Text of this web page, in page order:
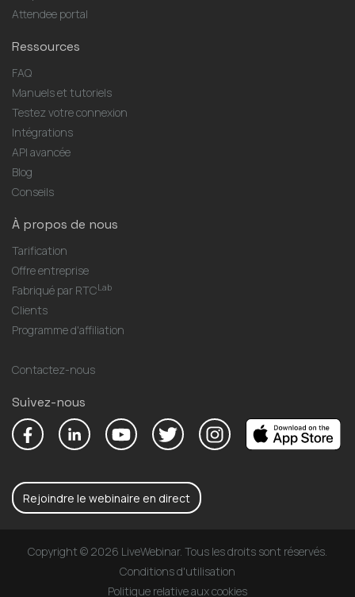
Attendee portal
Ressources
FAQ
Manuels et tutoriels
Testez votre connexion
Intégrations
API avancée
Blog
Conseils
À propos de nous
Tarification
Offre entreprise
Fabriqué par RTCLab
Clients
Programme d'affiliation
Contactez-nous
Suivez-nous
Rejoindre le webinaire en direct
Copyright © 2026 LiveWebinar. Tous les droits sont réservés.
Conditions d'utilisation
Politique relative aux cookies